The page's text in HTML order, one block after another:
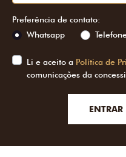
Preferência de contato:
Whatsapp
Li e aceito a Política de
comunicações da